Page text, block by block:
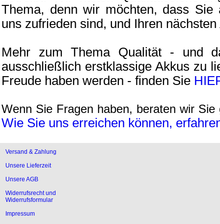
Thema, denn wir möchten, dass
uns zufrieden sind, und Ihren
Mehr zum Thema Qualität - und
ausschließlich erstklassige Akkus zu
Freude haben werden - finden Sie
Wenn Sie Fragen haben, beraten wir
Wie Sie uns erreichen können,
Versand & Zahlung
Unsere Lieferzeit
Unsere AGB
Widerrufsrecht und
Widerrufsformular
Impressum